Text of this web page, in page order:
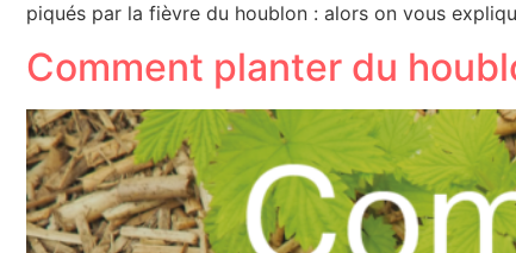
piqués par la fièvre du houblon : alors on vous
Comment planter du